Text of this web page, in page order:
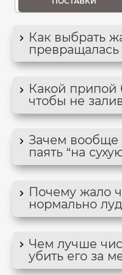
Как выбрать
Какой припой
чтобы не
Зачем вообще
паять “на
Почему жало
нормально
Чем лучше
убить его за